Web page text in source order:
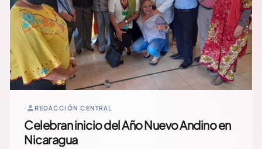
REDACCIÓN CENTRAL
Celebran inicio del Año Nuevo Andino en
Nicaragua